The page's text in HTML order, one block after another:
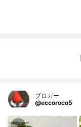
ブロガー
@eccoroco5